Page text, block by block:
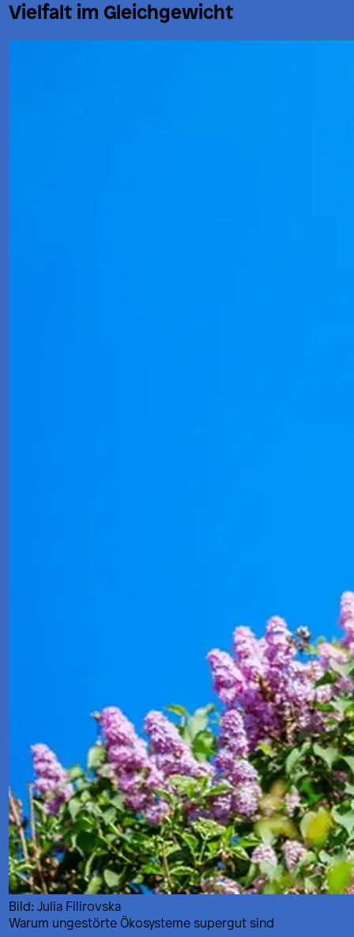
Vielfalt im Gleichgewicht
Bild: Julia Filirovska
Warum ungestörte Ökosysteme supergut sind